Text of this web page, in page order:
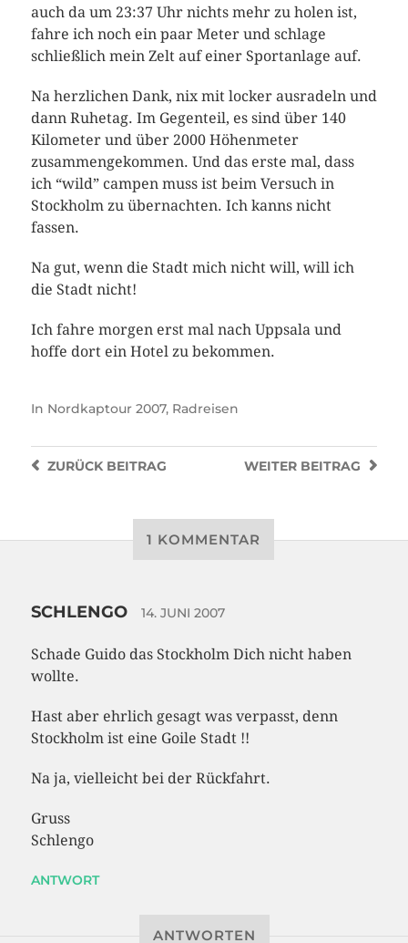
auch da um 23:37 Uhr nichts mehr zu holen ist,
fahre ich noch ein paar Meter und schlage
schließlich mein Zelt auf einer Sportanlage auf.
Na herzlichen Dank, nix mit locker ausradeln und
dann Ruhetag. Im Gegenteil, es sind über 140
Kilometer und über 2000 Höhenmeter
zusammengekommen. Und das erste mal, dass
ich “wild” campen muss ist beim Versuch in
Stockholm zu übernachten. Ich kanns nicht
fassen.
Na gut, wenn die Stadt mich nicht will, will ich
die Stadt nicht!
Ich fahre morgen erst mal nach Uppsala und
hoffe dort ein Hotel zu bekommen.
In Nordkaptour 2007, Radreisen
WEITER BEITRAG
ZURÜCKBEITRAG
1 KOMMENTAR
SCHLENGO 14. JUNI 2007
Schade Guido das Stockholm Dich nicht haben
wollte.
Hast aber ehrlich gesagt was verpasst, denn
Stockholm ist eine Goile Stadt !!
Na ja, vielleicht bei der Rückfahrt.
Gruss
Schlengo
ANTWORT
ANTWORTEN